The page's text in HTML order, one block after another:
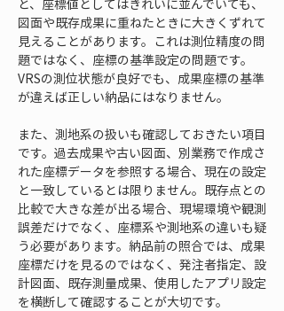
と、座標値としてはきれいに並んでいても、
図面や既存成果に重ねたときに大きくずれて
見えることがあります。これは測位精度の問
題ではなく、座標の基準設定の問題です。
VRSの測位状態が良好でも、成果座標の基準
が違えば正しい納品にはなりません。
また、測地系の扱いも確認しておきたい項目
です。過去成果や古い図面、別業務で作成さ
れた座標データを参照する場合、現在の設定
と一致しているとは限りません。既存点との
比較で大きな差が出る場合、現場環境や観測
誤差だけでなく、座標系や測地系の違いも疑
う必要があります。納品前の照合では、成果
座標だけを見るのではなく、発注者指定、設
計図面、既存測量成果、使用したアプリ設定
を横断して確認することが大切です。